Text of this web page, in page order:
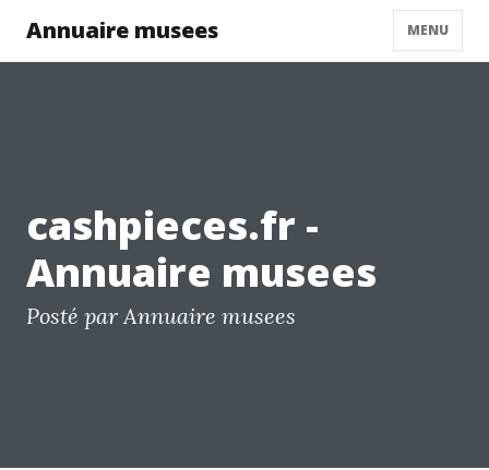
Annuaire musees MENU
cashpieces.fr -
Annuaire musees
Posté par Annuaire musees